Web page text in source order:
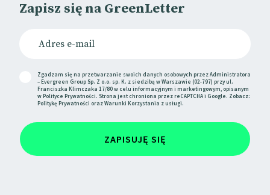
Reklama okienna w kampanii Ikei
Marka podarowała reklamowe rolety grupie
ochotników, którzy w zamian zainstalowali je w
Reklama co prawda „emitowana” jest głównie po
zmroku, ale dla nocnych przechodniów może
Zapisz się na GreenLetter
Zgadzam się na przetwarzanie swoich danych osobowych przez Administratora
– Evergreen Group Sp. Z o.o. sp. K. z siedzibą w Warszawie (02-797) przy ul.
Franciszka Klimczaka 17/80 w celu informacyjnym i marketingowym, opisanym
wPolityce Prywatności. Strona jest chroniona przez reCAPTCHA i Google. Zobacz:
Politykę Prywatności orazWarunki Korzystania z usługi.
ZAPISUJĘ SIĘ